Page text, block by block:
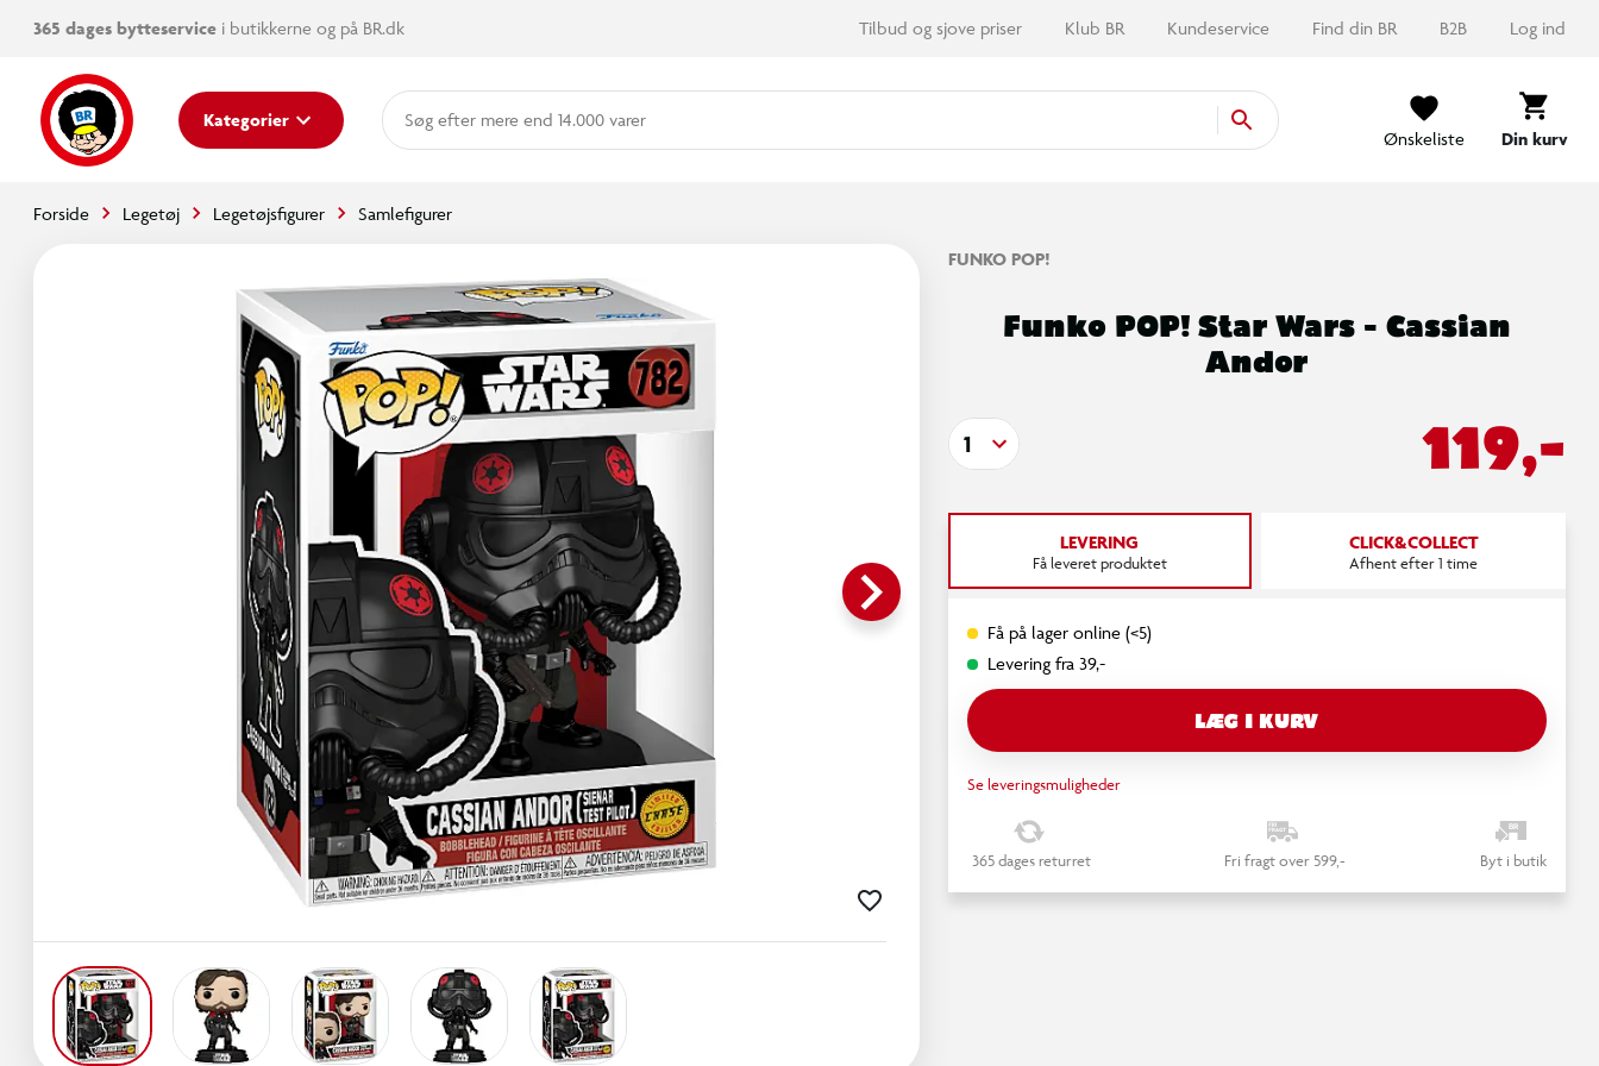
365 dages bytteservice i butikkerne og på BR.dk Tilbud og sjove priser Klub BR Kundeservice Find din BR B2B Log ind
Kategorier
mere end 14.000 varer
Ønskeliste
Din kurv
Forside Legetøj Legetøjsfigurer Samlefigurer
keyboard_arrow_right
FUNKO POP!
Funko POP! Star Wars - Cassian
Andor
119,-
1
LEVERING
Få leveret produktet
CLICK&COLLECT
Afhent efter 1 time
Få på lager online (<5)
Levering fra 39,-
LÆG I KURV
Se leveringsmuligheder
365 dages returret Fri fragt over 599,- Byt i butik